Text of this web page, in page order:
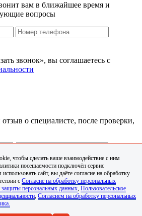
вам в ближайшее время и
вопросы
звонок», вы соглашаетесь с
о специалисте, после проверки,
Задать вопрос
вопрос», вы соглашаетесь с
чтобы сделать ваше взаимодействие с ним
посещаемости подключён сервис
сайт, вы даёте согласие на обработку
с Согласие на обработку персональных
персональных данных, Пользовательское
, Согласием на обработку персональных